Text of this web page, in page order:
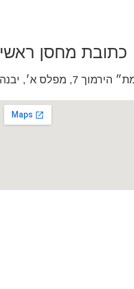
כתובת מחסן ראשי
7, מפלס א׳, יבנה